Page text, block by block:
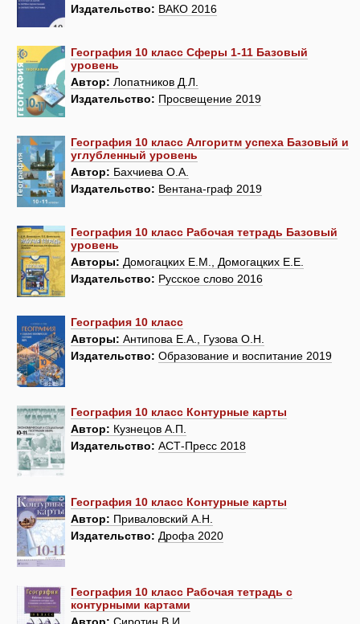
Издательство: ВАКО 2016
География 10 класс Сферы 1-11 Базовый
уровень
Автор: Лопатников Д.Л.
Издательство: Просвещение 2019
География 10 класс Алгоритм успеха Базовый и
углубленный уровень
Автор: Бахчиева О.A.
Издательство: Вентана-граф 2019
География 10 класс Рабочая тетрадь Базовый
уровень
Авторы: Домогацких Е.М., Домогацких Е.Е.
Издательство: Русское слово 2016
География 10 класс
Авторы: Антипова Е.А., Гузова О.Н.
Издательство: Образование и воспитание 2019
География 10 класс Контурные карты
Автор: Кузнецов А.П.
Издательство: АСТ-Пресс 2018
География 10 класс Контурные карты
Автор: Приваловский А.Н.
Издательство: Дрофа 2020
География 10 класс Рабочая тетрадь с
контурными картами